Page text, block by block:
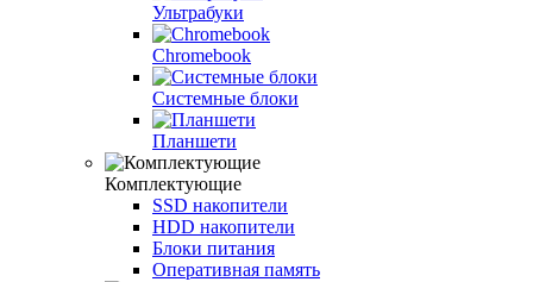
Ультрабуки
Chromebook
Системные блоки
Планшети
Комплектующие
SSD накопители
HDD накопители
Блоки питания
Оперативная память